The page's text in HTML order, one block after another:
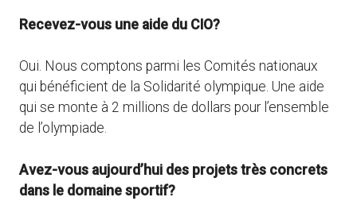
Recevez-vous une aide du CIO?
Oui. Nous comptons parmi les Comités nationaux
qui bénéficient de la Solidarité olympique. Une aide
qui se monte à 2 millions de dollars pour l’ensemble
de l’olympiade.
Avez-vous aujourd’hui des projets très concrets
dans le domaine sportif?